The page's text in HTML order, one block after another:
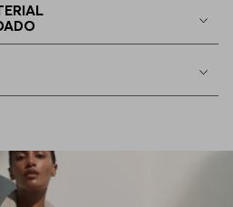
Disponível
Disponível
no estoque